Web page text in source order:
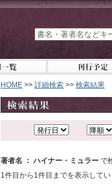
HOME >> 詳細検索 >> 検索結果
著者名 ： ハイナー・ミュラー で
1件目から1件目までを表示して